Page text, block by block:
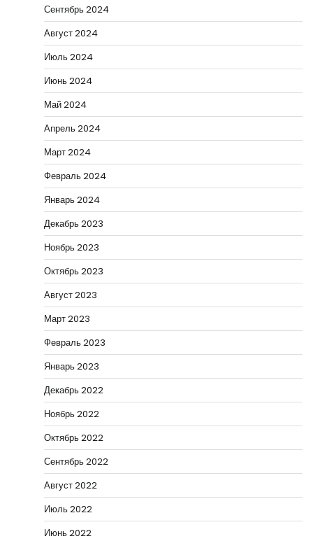
Сентябрь 2024
Август 2024
Июль 2024
Июнь 2024
Май 2024
Апрель 2024
Март 2024
Февраль 2024
Январь 2024
Декабрь 2023
Ноябрь 2023
Октябрь 2023
Август 2023
Март 2023
Февраль 2023
Январь 2023
Декабрь 2022
Ноябрь 2022
Октябрь 2022
Сентябрь 2022
Август 2022
Июль 2022
Июнь 2022